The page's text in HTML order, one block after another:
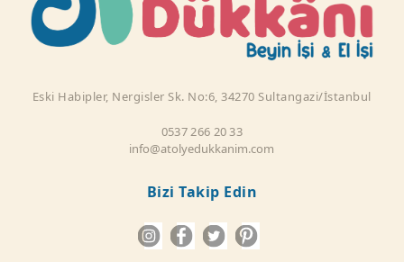
Eski Habipler, Nergisler Sk. No:6, 34270 Sultangazi/İstanbul
0537 266 20 33
info@atolyedukkanim.com
Bizi Takip Edin